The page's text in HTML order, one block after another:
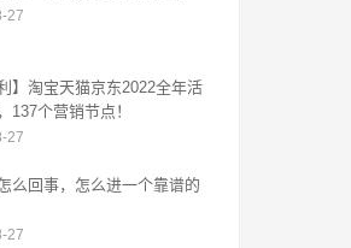
27
】淘宝天猫京东2022全年活
137个营销节点！
27
么回事，怎么进一个靠谱的
27